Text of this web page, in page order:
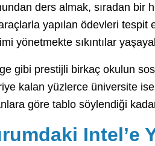
ders almak, sıradan bir
yapılan ödevleri tespit
yönetmekte sıkıntılar
gibi prestijli birkaç okulun
kalan yüzlerce üniversite
göre tablo söylendiği
Intel’e